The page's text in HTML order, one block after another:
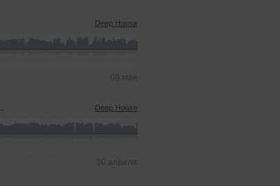
Deep House
08 мая
Deep House
30 апреля